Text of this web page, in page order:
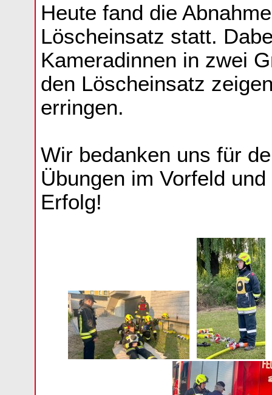
Heute fand die
Löscheinsatz statt.
Kameradinnen in zwei
den Löscheinsatz
erringen.
Wir bedanken uns für
Übungen im Vorfeld
Erfolg!